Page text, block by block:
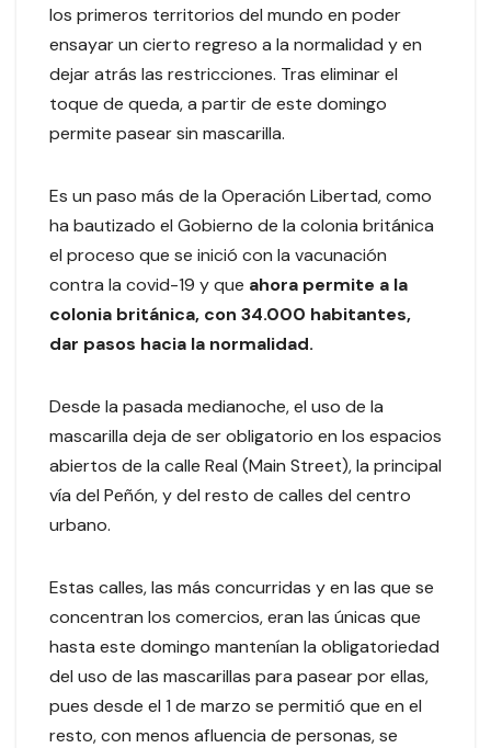
los primeros territorios del mundo en poder
ensayar un cierto regreso a la normalidad y en
dejar atrás las restricciones. Tras eliminar el
toque de queda, a partir de este domingo
permite pasear sin mascarilla.
Es un paso más de la Operación Libertad, como
ha bautizado el Gobierno de la colonia británica
el proceso que se inició con la vacunación
contra la covid-19 y que ahora permite a la
colonia británica, con 34.000 habitantes,
dar pasos hacia la normalidad.
Desde la pasada medianoche, el uso de la
mascarilla deja de ser obligatorio en los espacios
abiertos de la calle Real (Main Street), la principal
vía del Peñón, y del resto de calles del centro
urbano.
Estas calles, las más concurridas y en las que se
concentran los comercios, eran las únicas que
hasta este domingo mantenían la obligatoriedad
del uso de las mascarillas para pasear por ellas,
pues desde el 1 de marzo se permitió que en el
resto, con menos afluencia de personas, se